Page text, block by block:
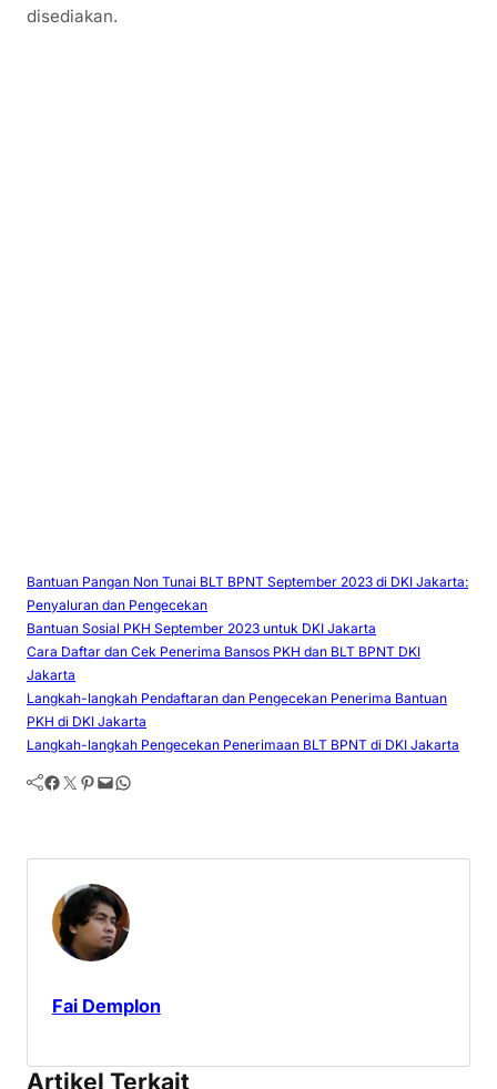
disediakan.
Bantuan Pangan Non Tunai BLT BPNT September 2023 di DKI Jakarta:
Penyaluran dan Pengecekan
Bantuan Sosial PKH September 2023 untuk DKI Jakarta
Cara Daftar dan Cek Penerima Bansos PKH dan BLT BPNT DKI
Jakarta
Langkah-langkah Pendaftaran dan Pengecekan Penerima Bantuan
PKH di DKI Jakarta
Langkah-langkah Pengecekan Penerimaan BLT BPNT di DKI Jakarta
Facebook Twitter Pinterest Mail WhatsApp
Fai Demplon
Artikel Terkait